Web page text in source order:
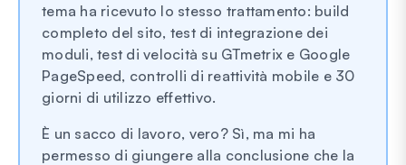
tema ha ricevuto lo stesso trattamento: build
completo del sito, test di integrazione dei
moduli, test di velocità su GTmetrix e Google
PageSpeed, controlli di reattività mobile e 30
giorni di utilizzo effettivo.
È un sacco di lavoro, vero? Sì, ma mi ha
permesso di giungere alla conclusione che la